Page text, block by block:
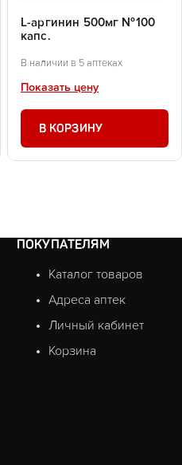
L-аргинин 500мг №100
капс.
В наличии в 5 аптеках
Показать цену
В КОРЗИНУ
ПОКУПАТЕЛЯМ
Каталог товаров
Адреса аптек
Личный кабинет
Корзина